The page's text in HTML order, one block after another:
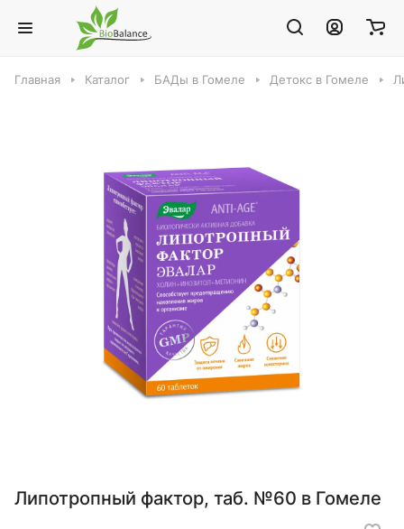
Главная Каталог БАДы в Гомеле Детокс в Гомеле
Липотропный фактор, таб. №60 в Гомеле